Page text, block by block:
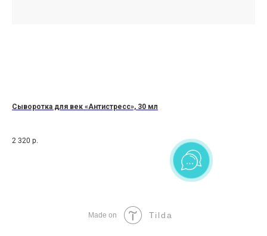
Сыворотка для век «Антистресс», 30 мл
2 320 р.
Made on Tilda